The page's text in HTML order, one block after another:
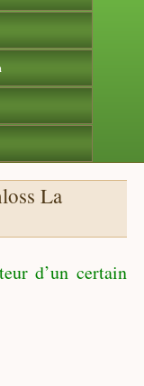
La
d’un certain